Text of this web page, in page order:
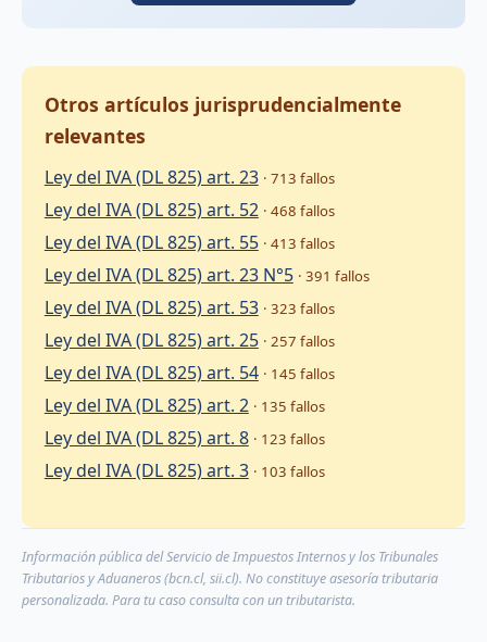
Otros artículos jurisprudencialmente
relevantes
Ley del IVA (DL 825) art. 23 · 713 fallos
Ley del IVA (DL 825) art. 52 · 468 fallos
Ley del IVA (DL 825) art. 55 · 413 fallos
Ley del IVA (DL 825) art. 23 N°5 · 391 fallos
Ley del IVA (DL 825) art. 53 · 323 fallos
Ley del IVA (DL 825) art. 25 · 257 fallos
Ley del IVA (DL 825) art. 54 · 145 fallos
Ley del IVA (DL 825) art. 2 · 135 fallos
Ley del IVA (DL 825) art. 8 · 123 fallos
Ley del IVA (DL 825) art. 3 · 103 fallos
Información pública del Servicio de Impuestos Internos y los Tribunales
Tributarios y Aduaneros (bcn.cl, sii.cl). No constituye asesoría tributaria
personalizada. Para tu caso consulta con un tributarista.